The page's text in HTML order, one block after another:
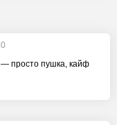
просто пушка, кайф